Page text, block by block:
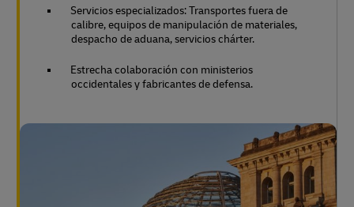
Servicios especializados: Transportes fuera de
calibre, equipos de manipulación de materiales,
despacho de aduana, servicios chárter.
Estrecha colaboración con ministerios
occidentales y fabricantes de defensa.